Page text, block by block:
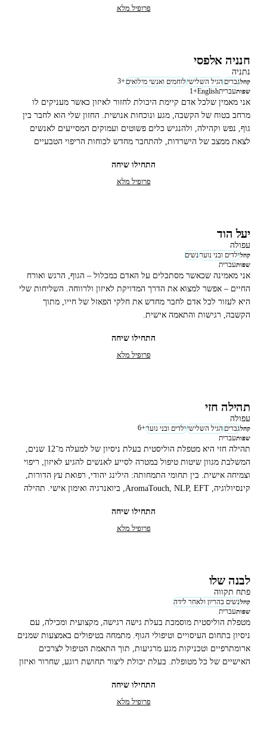
פרופיל מלא
חנניה אלפסי
נתניה
קהלגבריםהגיל השלישילוחמים ואנשי מילואים+
3
שפותעבריתEnglish
+
1
אני מאמין שלכל אדם קיימת היכולת לחזור לאיזון כאשר מעניקים לו
מרחב בטוח של הקשבה, מגע ונוכחות אנושית. החזון שלי הוא לחבר בין
גוף, נפש וקהילה, ולהנגיש כלים פשוטים ועמוקים המסייעים לאנשים
לצאת ממצב של הישרדות, להתחבר מחדש לכוחות הריפוי הטבעיים
התחילו שיחה
פרופיל מלא
יעל הוד
עפולה
קהלילדים ובני נוערנשים
שפותעברית
אני מאמינה שכאשר מסתכלים על האדם כמכלול – הגוף, הרגש ואורח
החיים – אפשר למצוא את הדרך המדויקת לאיזון ולרווחה. השליחות שלי
היא לעזור לכל אדם לחבר מחדש את חלקי הפאזל של חייו, מתוך
הקשבה, רגישות והתאמה אישית.
התחילו שיחה
פרופיל מלא
תהילה חזי
עפולה
קהלגבריםהגיל השלישיילדים ובני נוער+
6
שפותעברית
תהילה חזי היא מטפלת הוליסטית בעלת ניסיון של למעלה מ־12 שנים,
המשלבת מגוון שיטות טיפול במטרה לסייע לאנשים להגיע לאיזון, ריפוי
וצמיחה אישית. בין תחומי התמחותה: הילינג יהודי, רפואת עץ הדורות,
קינסיולוגיה, AromaTouch, NLP, EFT, ביואנרגיה ואימון אישי. תהילה
התחילו שיחה
פרופיל מלא
לבנה שלו
פתח תקווה
קהלנשים בהריון ולאחר לידה
שפותעברית
מטפלת הוליסטית מוסמכת בעלת גישה רגישה, מקצועית ומכילה, עם
ניסיון בתחום העיסויים וטיפולי הגוף. מתמחה בטיפולים באמצעות שמנים
ארומתרפיים וטכניקות מגע מרגיעות, תוך התאמת הטיפול לצרכים
האישיים של כל מטופלת. בעלת יכולת ליצור תחושת רוגע, שחרור ואיזון
התחילו שיחה
פרופיל מלא